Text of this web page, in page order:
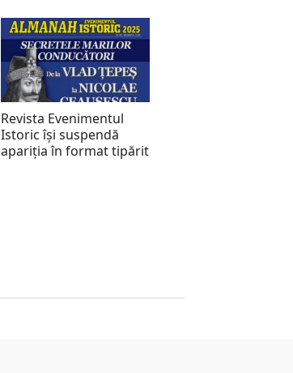
Revista Evenimentul
Istoric își suspendă
apariția în format tipărit